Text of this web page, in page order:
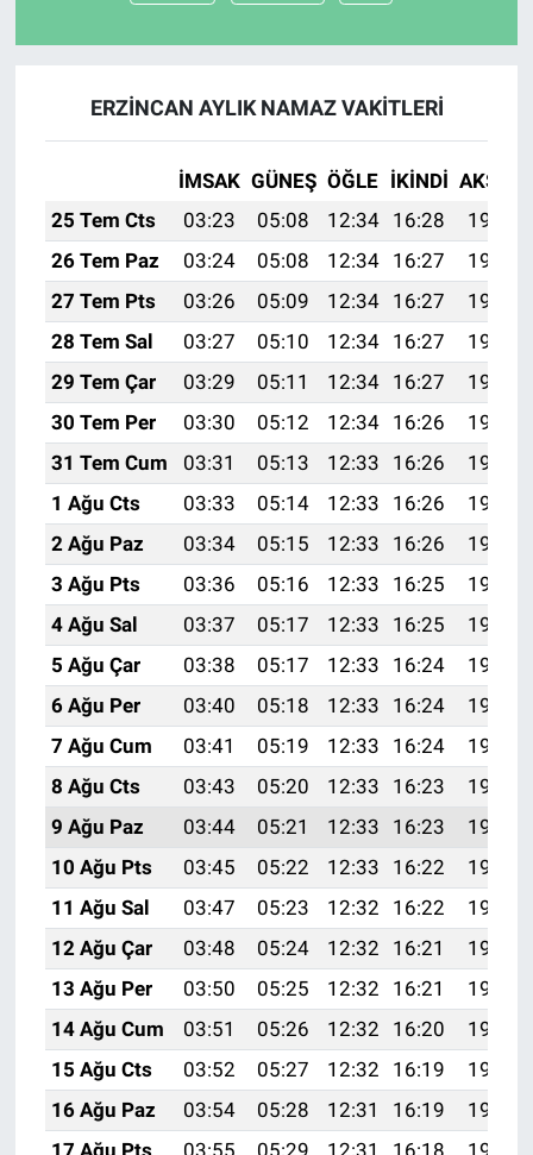
ERZİNCAN AYLIK NAMAZ VAKITLERI
İMSAK GÜNEŞ ÖĞLE İKINDI AKŞAM
25 Tem Cts
03:23 05:08 12:34 16:28
19:50
26 Tem Paz
03:24 05:08 12:34 16:27
19:49
27 Tem Pts
03:26 05:09 12:34 16:27
19:48
28 Tem Sal
03:27 05:10 12:34 16:27
19:47
29 Tem Çar
03:29 05:11 12:34 16:27
19:46
30 Tem Per
03:30 05:12 12:34 16:26
19:45
31 Tem Cum
03:31 05:13 12:33 16:26
19:44
1 Ağu Cts
03:33 05:14 12:33 16:26
19:43
2 Ağu Paz
03:34 05:15 12:33 16:26
19:42
3 Ağu Pts
03:36 05:16 12:33 16:25
19:41
4 Ağu Sal
03:37 05:17 12:33 16:25
19:40
5 Ağu Çar
03:38 05:17 12:33 16:24
19:39
6 Ağu Per
03:40 05:18 12:33 16:24
19:38
7 Ağu Cum
03:41 05:19 12:33 16:24
19:37
8 Ağu Cts
03:43 05:20 12:33 16:23
19:35
9 Ağu Paz
03:44 05:21 12:33 16:23
19:34
10 Ağu Pts
03:45 05:22 12:33 16:22
19:33
11 Ağu Sal
03:47 05:23 12:32 16:22
19:32
12 Ağu Çar
03:48 05:24 12:32 16:21
19:30
13 Ağu Per
03:50 05:25 12:32 16:21
19:29
14 Ağu Cum
03:51 05:26 12:32 16:20
19:28
15 Ağu Cts
03:52 05:27 12:32 16:19
19:26
16 Ağu Paz
03:54 05:28 12:31 16:19
19:25